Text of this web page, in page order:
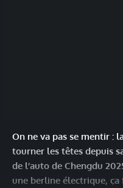
On ne va pas se mentir :
tourner les têtes depuis
de l’auto de Chengdu
une berline électrique, ça